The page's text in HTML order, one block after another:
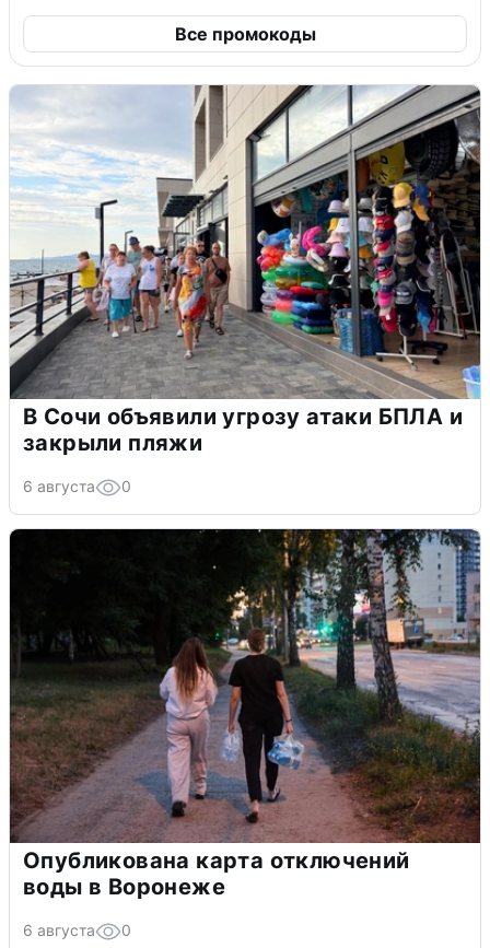
Все промокоды
В Сочи объявили угрозу атаки БПЛА и
закрыли пляжи
6 августа 0
Опубликована карта отключений
воды в Воронеже
6 августа 0